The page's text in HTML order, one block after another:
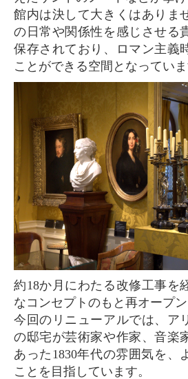
館内は決して大きくはありま
の日常や関係性を感じさせる
保存されており、ロマン主義
ことができる空間となっていま
約18か月にわたる改修工事を経て、美術館は新た
なコンセプトのもと再オープン
今回のリニューアルでは、ア
の邸宅が芸術家や作家、音楽
あった1830年代の雰囲気を、
ことを目指しています。